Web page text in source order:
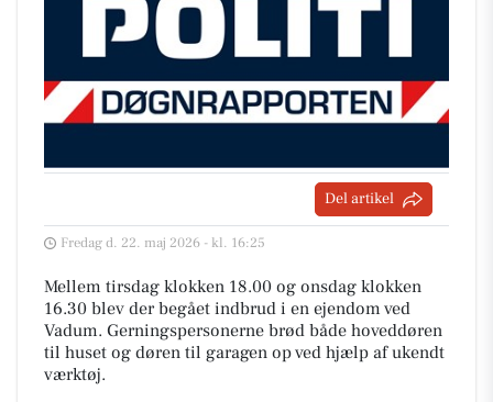
Del artikel
Fredag d. 22. maj 2026 - kl. 16:25
Mellem tirsdag klokken 18.00 og onsdag klokken
16.30 blev der begået indbrud i en ejendom ved
Vadum. Gerningspersonerne brød både hoveddøren
til huset og døren til garagen op ved hjælp af ukendt
værktøj.